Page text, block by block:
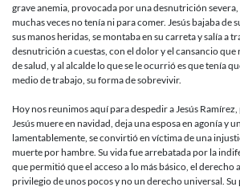
grave anemia, provocada por una desnutrición severa,
muchas veces no tenía ni para comer. Jesús bajaba de
sus manos heridas, se montaba en su carreta y salía a
desnutrición a cuestas, con el dolor y el cansancio
de salud, y al alcalde lo que se le ocurrió es que tenía
medio de trabajo, su forma de sobrevivir.
Hoy nos reunimos aquí para despedir a Jesús
Jesús muere en navidad, deja una esposa en agonía y
lamentablemente, se convirtió en víctima de una
muerte por hambre. Su vida fue arrebatada por la
que permitió que el acceso a lo más básico, el derecho
privilegio de unos pocos y no un derecho universal.